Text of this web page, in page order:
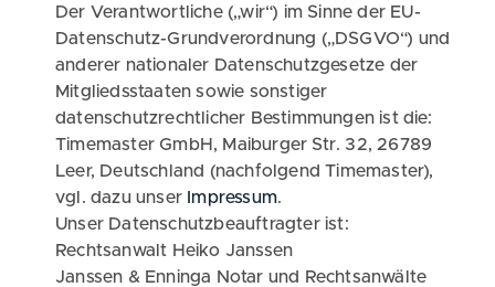
Der Verantwortliche („wir“) im Sinne der EU-
Datenschutz-Grundverordnung („DSGVO“) und
anderer nationaler Datenschutzgesetze der
Mitgliedsstaaten sowie sonstiger
datenschutzrechtlicher Bestimmungen ist die:
Timemaster GmbH, Maiburger Str. 32, 26789
Leer, Deutschland (nachfolgend Timemaster),
vgl. dazu unser Impressum.
Unser Datenschutzbeauftragter ist:
Rechtsanwalt Heiko Janssen
Janssen & Enninga Notar und Rechtsanwälte